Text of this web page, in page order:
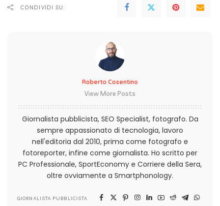
CONDIVIDI SU:
Roberto Cosentino
View More Posts
Giornalista pubblicista, SEO Specialist, fotografo. Da
sempre appassionato di tecnologia, lavoro
nell'editoria dal 2010, prima come fotografo e
fotoreporter, infine come giornalista. Ho scritto per
PC Professionale, SportEconomy e Corriere della Sera,
oltre ovviamente a Smartphonology.
GIORNALISTA PUBBLICISTA